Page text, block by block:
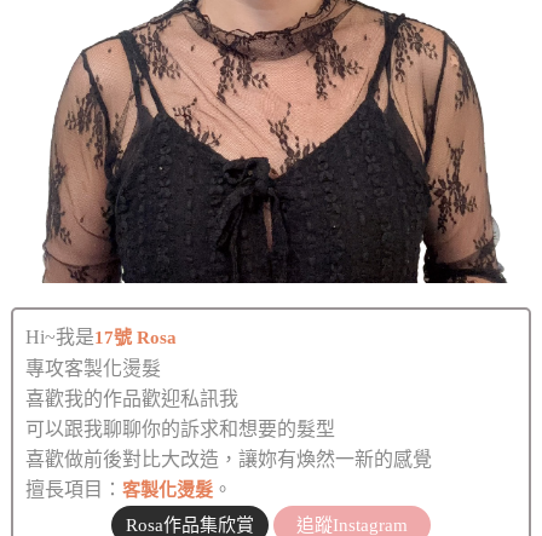
Hi~我是17號 Rosa
專攻客製化燙髮
喜歡我的作品歡迎私訊我
可以跟我聊聊你的訴求和想要的髮型
喜歡做前後對比大改造，讓妳有煥然一新的感覺
擅長項目：客製化燙髮 。
Rosa作品集欣賞 追蹤Instagram